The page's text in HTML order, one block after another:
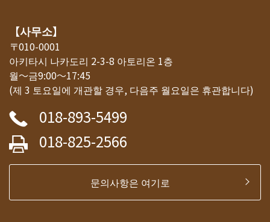
【사무소】
〒010-0001
아키타시 나카도리 2-3-8 아토리온 1층
월～금9:00～17:45
(제 3 토요일에 개관할 경우, 다음주 월요일은 휴관합니다)
018-893-5499
018-825-2566
문의사항은 여기로